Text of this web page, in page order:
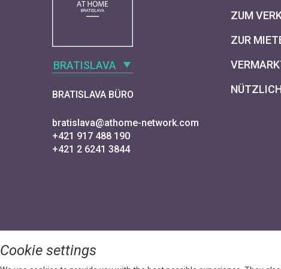
BRATISLAVA
BRATISLAVA BÜRO
bratislava@athome-network.com
+421 917 488 190
+421 2 6241 3844
ZUM
ZUR
Cookie settings